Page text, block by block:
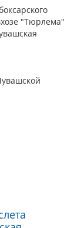
"Тюрлема"